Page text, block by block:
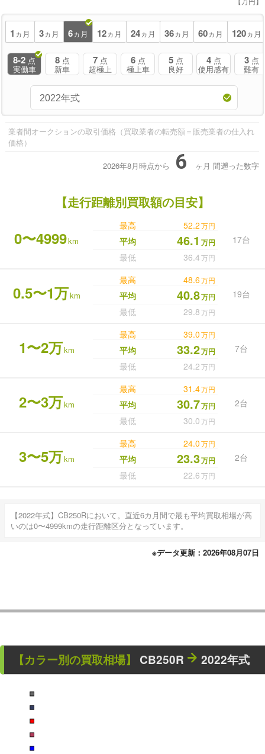
1 ヵ月 3ヵ月 6ヵ月 12ヵ月 24ヵ月 36ヵ月 60ヵ月 120ヵ月
8-2 点
実働車
8 点
新車
7 点
超極上
6 点
極上車
5 点
良好
4 点
使用感有
3 点
難有
業者間オークションの取引価格（買取業者の転売額＝販売業者の仕入れ
価格）
2026年8月時点から 6 ヶ月 間遡った数字
【走行距離別買取額の目安】
0〜4999km
最高 52.2万円
17台
平均 46.1 万円
最低 36.4万円
0.5〜1万km
最高 48.6万円
19台
平均 40.8万円
最低 29.8万円
1〜2万km
最高 39.0万円
7台
平均 33.2万円
最低 24.2万円
2〜3万km
最高 31.4万円
2台
平均 30.7万円
最低 30.0万円
3〜5万km
最高 24.0万円
2台
平均 23.3万円
最低 22.6万円
【2022年式】CB250Rにおいて。直近6カ月間で最も平均買取相場が高
いのは0〜4999kmの走行距離区分となっています。
※データ更新：2026年08月07日
【カラー別の買取相場】 CB250R 2022年式
■
■
■
■
■